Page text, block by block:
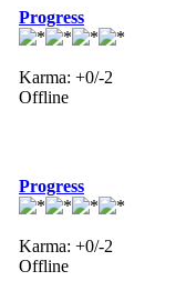
Progress
Karma: +0/-2
Offline
Progress
Karma: +0/-2
Offline